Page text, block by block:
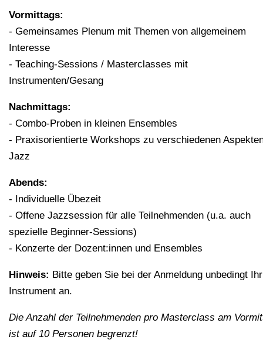
Vormittags:
- Gemeinsames Plenum mit Themen von allgemeinem
Interesse
- Teaching-Sessions / Masterclasses mit
Instrumenten/Gesang
Nachmittags:
- Combo-Proben in kleinen Ensembles
- Praxisorientierte Workshops zu verschiedenen
Jazz
Abends:
- Individuelle Übezeit
- Offene Jazzsession für alle Teilnehmenden (u.a. auch
spezielle Beginner-Sessions)
- Konzerte der Dozent:innen und Ensembles
Hinweis: Bitte geben Sie bei der Anmeldung unbedingt Ihr
Instrument an.
Die Anzahl der Teilnehmenden pro Masterclass am
ist auf 10 Personen begrenzt!